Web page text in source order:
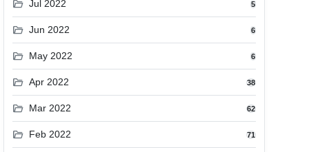
folder_open Jul 2022 5
folder_open Jun 2022 6
folder_open May 2022 6
folder_open Apr 2022 38
folder_open Mar 2022 62
folder_open Feb 2022 71